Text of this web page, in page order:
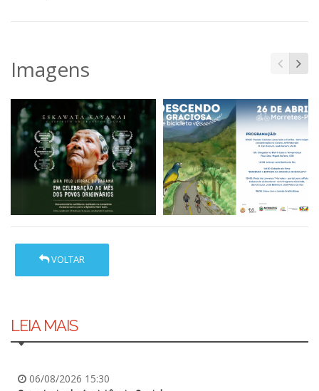
Imagens
VOLTAR
LEIA MAIS
06/08/2026 15:30